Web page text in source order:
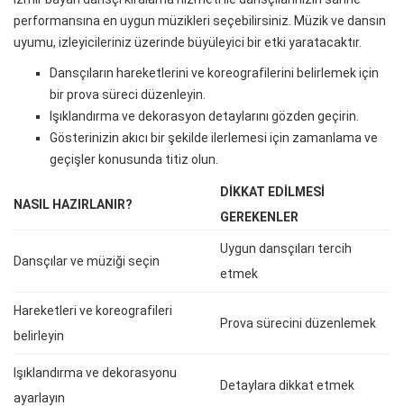
performansına en uygun müzikleri seçebilirsiniz. Müzik ve dansın
uyumu, izleyicileriniz üzerinde büyüleyici bir etki yaratacaktır.
Dansçıların hareketlerini ve koreografilerini belirlemek için
bir prova süreci düzenleyin.
Işıklandırma ve dekorasyon detaylarını gözden geçirin.
Gösterinizin akıcı bir şekilde ilerlemesi için zamanlama ve
geçişler konusunda titiz olun.
NASIL HAZIRLANIR?
DIKKAT EDILMESI
GEREKENLER
Dansçılar ve müziği seçin
Uygun dansçıları tercih
etmek
Hareketleri ve koreografileri
belirleyin
Prova sürecini düzenlemek
Işıklandırma ve dekorasyonu
ayarlayın
Detaylara dikkat etmek